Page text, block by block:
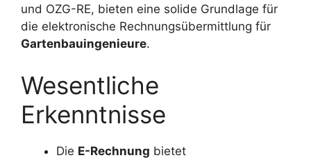
und OZG-RE, bieten eine solide Grundlage für
die elektronische Rechnungsübermittlung für
Gartenbauingenieure.
Wesentliche
Erkenntnisse
Die E-Rechnung bietet